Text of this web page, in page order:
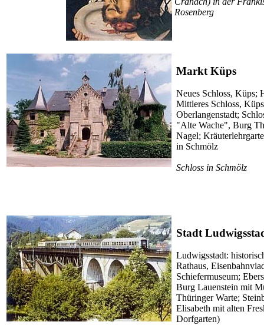
Rosenberg
Markt Küps
Neues Schloss, Küps;
Mittleres Schloss,
Oberlangenstadt;
"Alte Wache", Burg
Nagel;
in Schmölz
Schloss in Schmölz
Stadt
Ludwigsstadt:
Rathaus,
Schiefermuseum;
Burg Lauenstein mit
Thüringer Warte;
Elisabeth mit alten
Dorfgarten)